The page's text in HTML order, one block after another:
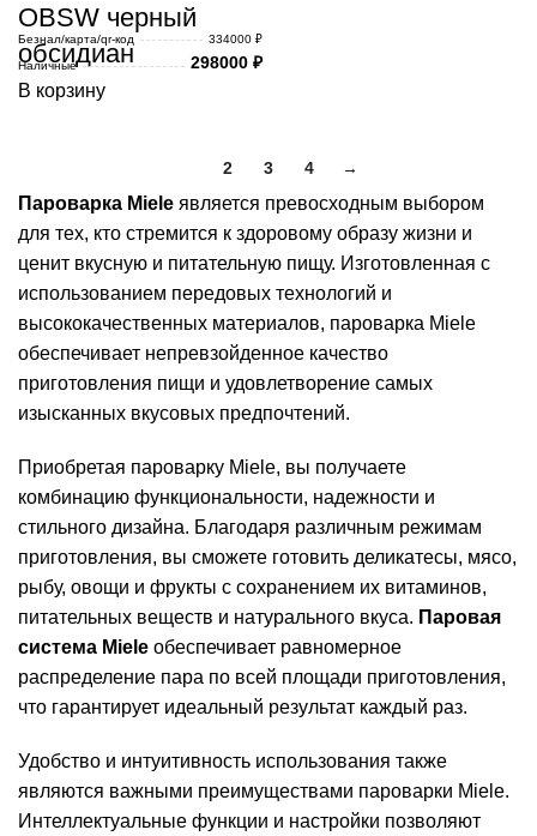
OBSW черный
обсидиан
Безнал/карта/qr-код
334000 ₽
Наличные
298000 ₽
В корзину
2 3 4 →
Пароварка Miele является превосходным выбором
для тех, кто стремится к здоровому образу жизни и
ценит вкусную и питательную пищу. Изготовленная с
использованием передовых технологий и
высококачественных материалов, пароварка Miele
обеспечивает непревзойденное качество
приготовления пищи и удовлетворение самых
изысканных вкусовых предпочтений.
Приобретая пароварку Miele, вы получаете
комбинацию функциональности, надежности и
стильного дизайна. Благодаря различным режимам
приготовления, вы сможете готовить деликатесы, мясо,
рыбу, овощи и фрукты с сохранением их витаминов,
питательных веществ и натурального вкуса. Паровая
система Miele обеспечивает равномерное
распределение пара по всей площади приготовления,
что гарантирует идеальный результат каждый раз.
Удобство и интуитивность использования также
являются важными преимуществами пароварки Miele.
Интеллектуальные функции и настройки позволяют